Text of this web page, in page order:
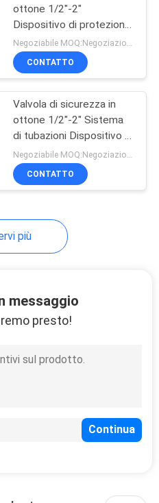
tubo di
pex
ottone 1/2"-2"
Dispositivo di protezione
da sovrapressione per
sistemi di tubazioni
Resistente alla
Negoziabile MOQ:Negoziazione
CONTATTO
Valvola di sicurezza in
ottone 1/2"-2" Sistema
di tubazioni Dispositivo di
protezione contro la
sovrapressione Logo
personalizzato
Negoziabile MOQ:Negoziazione
CONTATTO
più
messaggio
presto!